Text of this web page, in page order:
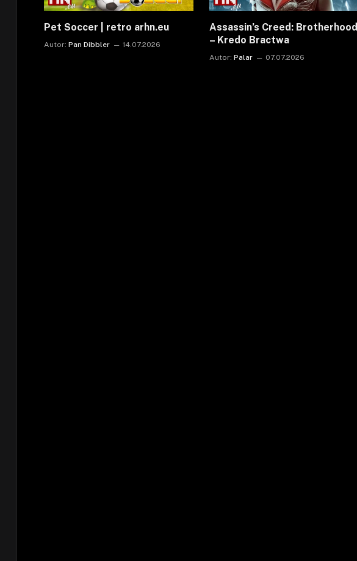
Pet Soccer | retro arhn.eu
Autor: Pan Dibbler 14.07.2026
Assassin’s Creed: Brotherhood
– Kredo Bractwa
Autor: Palar 07.07.2026